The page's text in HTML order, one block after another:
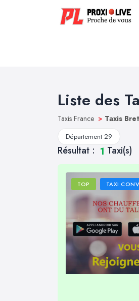
Liste des
Taxis France > Taxis
Département 29
Résultat : 1 Taxi(s)
TOP TAXI